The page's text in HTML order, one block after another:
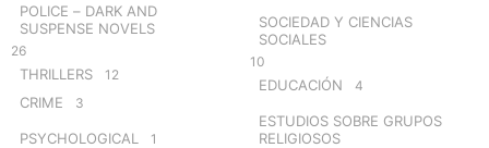
POLICE – DARK AND
SUSPENSE NOVELS
26
THRILLERS 12
CRIME 3
PSYCHOLOGICAL 1
SOCIEDAD Y CIENCIAS
SOCIALES
10
EDUCACIÓN 4
ESTUDIOS SOBRE GRUPOS
RELIGIOSOS